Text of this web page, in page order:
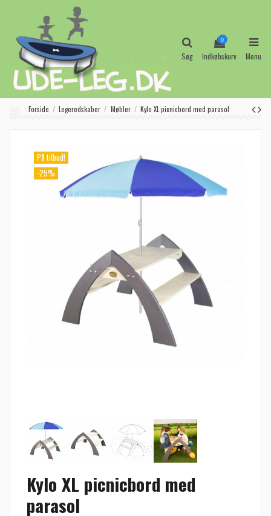
Søg
0
Indkøbskurv Menu
Forside Legeredskaber Møbler Kylo XL picnicbord med parasol
På tilbud!
-25%
Kylo XL picnicbord med
parasol